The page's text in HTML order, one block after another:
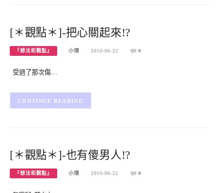
[＊觀點＊]-把心關起來!?
『想法和觀點』 小環 2010-06-22 0
受過了那次傷…
CONTINUE READING
[＊觀點＊]-也有傻男人!?
『想法和觀點』 小環 2010-06-22 0